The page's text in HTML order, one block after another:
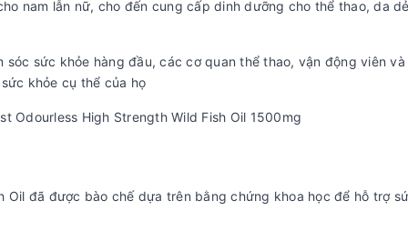
nam lẫn nữ, cho đến cung cấp dinh dưỡng cho thể thao, da
sóc sức khỏe hàng đầu, các cơ quan thể thao, vận động viên và
khỏe cụ thể của họ
Oil đã được bào chế dựa trên bằng chứng khoa học để hỗ trợ